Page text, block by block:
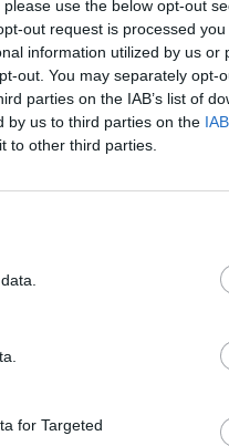
use the below opt-out
out request is processed you
information utilized by us or
out. You may separately opt-
parties on the IAB’s list of
by us to third parties on the
to other third parties.
for Targeted